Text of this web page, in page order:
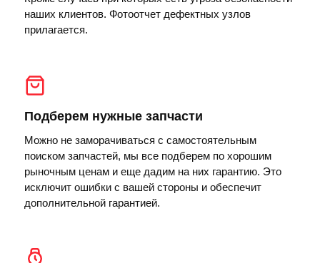
наших клиентов. Фотоотчет дефектных узлов
прилагается.
Подберем нужные запчасти
Можно не заморачиваться с самостоятельным
поиском запчастей, мы все подберем по хорошим
рыночным ценам и еще дадим на них гарантию. Это
исключит ошибки с вашей стороны и обеспечит
дополнительной гарантией.